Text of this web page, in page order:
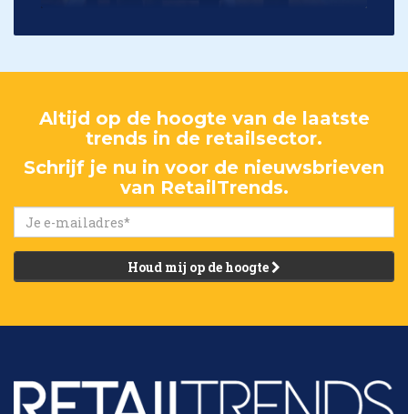
Altijd op de hoogte van de laatste
trends in de retailsector.
Schrijf je nu in voor de nieuwsbrieven
van RetailTrends.
Houd mij op de hoogte